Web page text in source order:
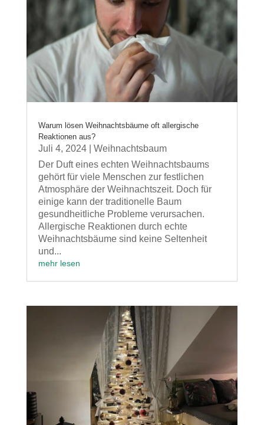
Warum lösen Weihnachtsbäume oft allergische
Reaktionen aus?
Juli 4, 2024| Weihnachtsbaum
Der Duft eines echten Weihnachtsbaums
gehört für viele Menschen zur festlichen
Atmosphäre der Weihnachtszeit. Doch für
einige kann der traditionelle Baum
gesundheitliche Probleme verursachen.
Allergische Reaktionen durch echte
Weihnachtsbäume sind keine Seltenheit
und...
mehr lesen